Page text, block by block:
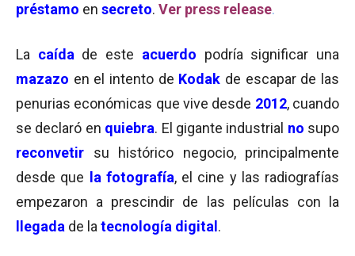
préstamo en secreto. Ver press release.
La caída de este acuerdo podría significar una
mazazo en el intento de Kodak de escapar de las
penurias económicas que vive desde 2012, cuando
se declaró en quiebra. El gigante industrial no supo
reconvetir su histórico negocio, principalmente
desde que
la fotografía, el cine y las radiografías
empezaron a prescindir de las películas con la
llegada de la tecnología digital .